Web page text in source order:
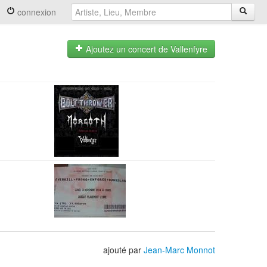
connexion
Ajoutez un concert de Vallenfyre
ajouté par Jean-Marc Monnot